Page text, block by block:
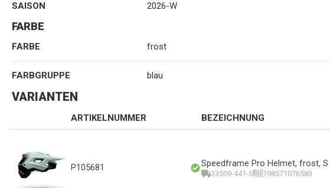
SAISON 2026-W
FARBE
FARBE frost
FARBGRUPPE blau
VARIANTEN
ARTIKELNUMMER BEZEICHNUNG
P105681 Speedframe Pro Helmet, frost, S
33509-441-S 198571076583